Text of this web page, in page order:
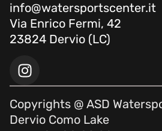
info@watersportscenter.it
Via Enrico Fermi, 42
23824 Dervio (LC)
Copyrights @ ASD
Dervio Como Lake